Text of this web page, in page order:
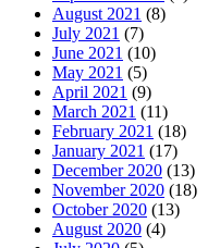
August 2021 (8)
July 2021 (7)
June 2021 (10)
May 2021 (5)
April 2021 (9)
March 2021 (11)
February 2021 (18)
January 2021 (17)
December 2020 (13)
November 2020 (18)
October 2020 (13)
August 2020 (4)